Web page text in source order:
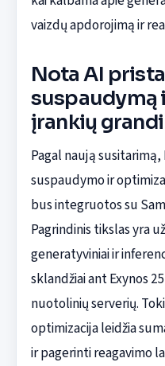
vaizdų apdorojimą ir
Nota AI
įrankių
Pagal naują
suspaudymo ir
bus integruotos su
Pagrindinis tikslas yra
generatyviniai ir
sklandžiai ant Exynos
nuotolinių serverių.
optimizacija leidžia
ir pagerinti reagavimo